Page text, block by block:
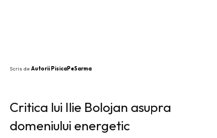
Scris de Autorii PisicaPeSarma
Critica lui Ilie Bolojan asupra
domeniului energetic